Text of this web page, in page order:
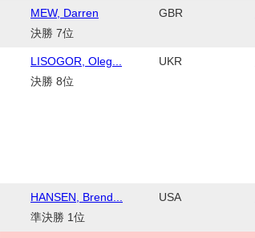
MEW, Darren
決勝 7位
GBR
LISOGOR, Oleg...
決勝 8位
UKR
HANSEN, Brend...
準決勝 1位
USA